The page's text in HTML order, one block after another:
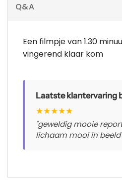
Q&A
Een filmpje van 1.30
vingerend klaar kom
Laatste klantervaring
★★★★★
"geweldig mooie
lichaam mooi in